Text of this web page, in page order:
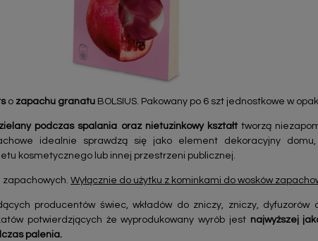
o zapachu granatu BOLSIUS. Pakowany po 6 szt jednostkowe w
podczas spalania oraz nietuzinkowy kształttworzą
idealnie sprawdzą się jako element dekoracyjny
kosmetycznego lub innej przestrzeni publicznej.
zapachowych. Wyłącznie do użytku z kominkami do wosków
producentów świec, wkładów do zniczy, zniczy, dyfuzorów
potwierdzjących że wyprodukowany wyrób jest najwyższej
palenia.